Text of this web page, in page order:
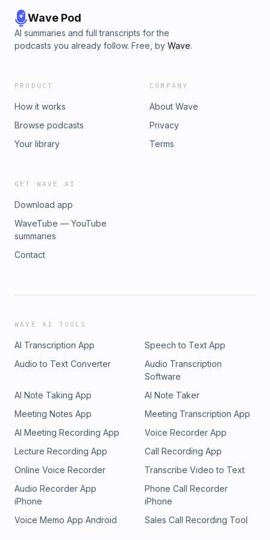
Wave Pod
AI summaries and full transcripts for the
podcasts you already follow. Free, by Wave.
PRODUCT
How it works
Browse podcasts
Your library
COMPANY
About Wave
Privacy
Terms
GET WAVE AI
Download app
WaveTube — YouTube
summaries
Contact
WAVE AI TOOLS
AI Transcription App
Speech to Text App
Audio to Text Converter
Audio Transcription
Software
AI Note Taking App
AI Note Taker
Meeting Notes App
Meeting Transcription App
AI Meeting Recording App
Voice Recorder App
Lecture Recording App
Call Recording App
Online Voice Recorder
Transcribe Video to Text
Audio Recorder App
iPhone
Phone Call Recorder
iPhone
Voice Memo App Android
Sales Call Recording Tool